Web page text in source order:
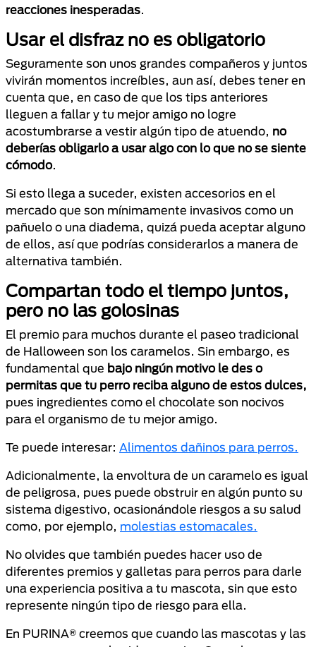
reacciones inesperadas
Usar el disfraz no es obligatorio
Seguramente son unos grandes compañeros y juntos
vivirán momentos increíbles, aun así, debes tener en
cuenta que, en caso de que los tips anteriores
lleguen a fallar y tu mejor amigo no logre
acostumbrarse a vestir algún tipo de atuendo, no
deberías obligarlo a usar algo con lo que no se siente
cómodo.
Si esto llega a suceder, existen accesorios en el
mercado que son mínimamente invasivos como un
pañuelo o una diadema, quizá pueda aceptar alguno
de ellos, así que podrías considerarlos a manera de
alternativa también.
Compartan todo el tiempo juntos,
pero no las golosinas
El premio para muchos durante el paseo tradicional
de Halloween son los caramelos. Sin embargo, es
fundamental que bajo ningún motivo le des o
permitas que tu perro reciba alguno de estos dulces,
pues ingredientes como el chocolate son nocivos
para el organismo de tu mejor amigo.
Te puede interesar: Alimentos dañinos para perros.
Adicionalmente, la envoltura de un caramelo es igual
de peligrosa, pues puede obstruir en algún punto su
sistema digestivo, ocasionándole riesgos a su salud
como, por ejemplo, molestias estomacales.
No olvides que también puedes hacer uso de
diferentes premios y galletas para perros para darle
una experiencia positiva a tu mascota, sin que esto
represente ningún tipo de riesgo para ella.
En PURINA® creemos que cuando las mascotas y las